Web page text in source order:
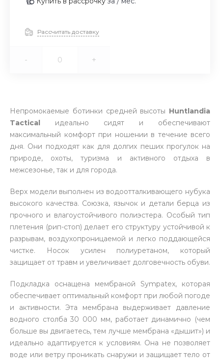
Рассчитать доставку
- +
Непромокаемые ботинки средней высоты Huntlandia
Tactical идеально сидят и обеспечивают
максимальный комфорт при ношении в течение всего
дня. Они подходят как для долгих пеших прогулок на
природе, охоты, туризма и активного отдыха в
межсезонье, так и для города.
Верх модели выполнен из водоотталкивающего нубука
высокого качества. Союзка, язычок и детали берца из
прочного и влагоустойчивого полиэстера. Особый тип
плетения (рип-стоп) делает его структуру устойчивой к
разрывам, воздухопроницаемой и легко поддающейся
чистке. Носок усилен полиуретаном, который
защищает от травм и увеличивает долговечность обуви.
Подкладка оснащена мембраной Sympatex, которая
обеспечивает оптимальный комфорт при любой погоде
и активности. Эта мембрана выдерживает давление
водного столба 30 000 мм, работает динамично (чем
больше вы двигаетесь, тем лучше мембрана «дышит») и
идеально адаптируется к условиям. Она не позволяет
воде или ветру проникать снаружи и защищает тело от